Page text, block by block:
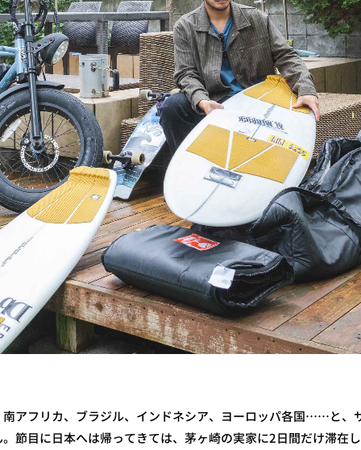
南アフリカ、ブラジル、インドネシア、ヨーロッパ各国……と、
節目に日本へは帰ってきては、茅ヶ崎の実家に2日間だけ滞在